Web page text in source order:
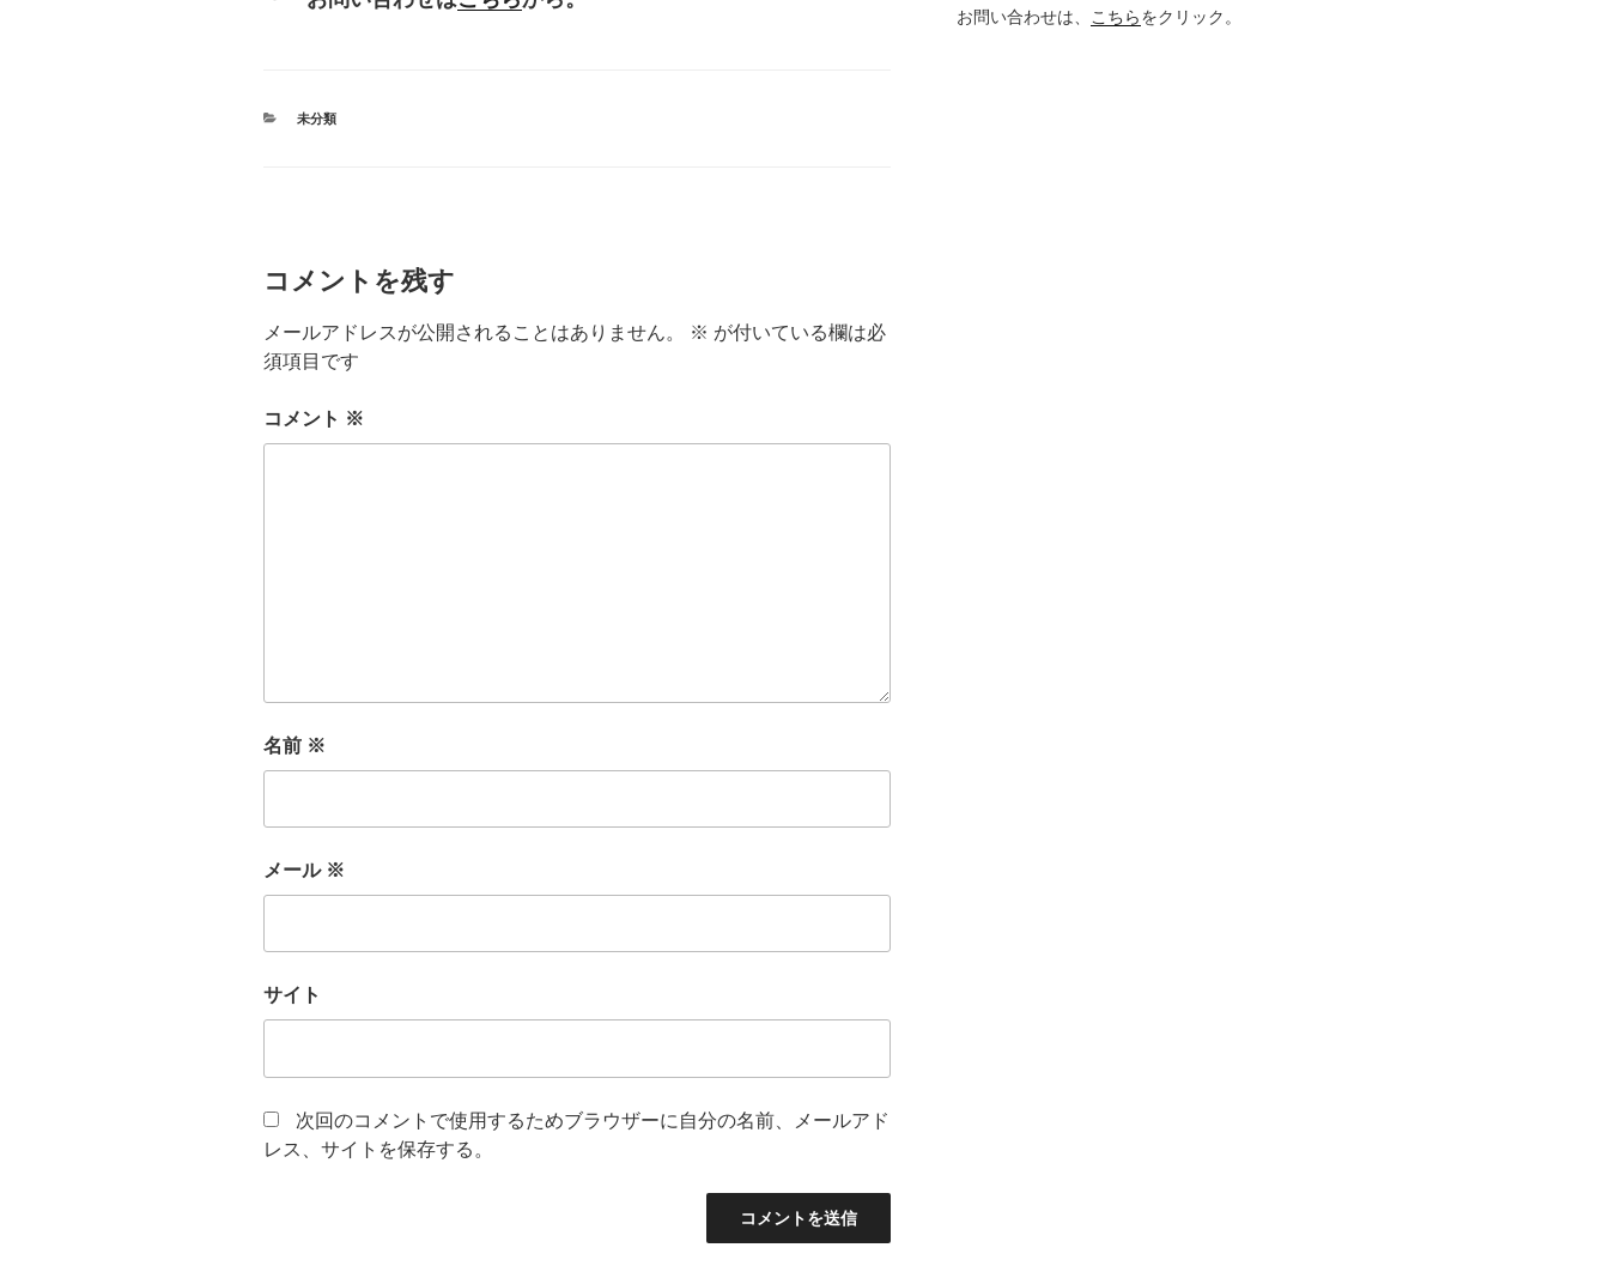
カ
未分類
コメントを残す
メールアドレスが公開されることはありません。 ※ が付いている欄は必
須項目です
コメント ※
名前 ※
メール ※
サイト
次回のコメントで使用するためブラウザーに自分の名前、メールアド
レス、サイトを保存する。
お問い合わせは、 こちらをクリック。